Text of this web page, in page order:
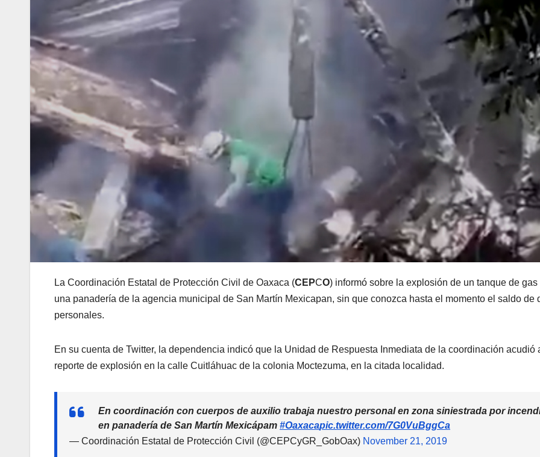
La Coordinación Estatal de Protección Civil de Oaxaca (CEPCO) informó sobre la explosión de un tanque de gas
una panadería de la agencia municipal de San Martín Mexicapan, sin que conozca hasta el momento el saldo de
personales.
En su cuenta de Twitter, la dependencia indicó que la Unidad de Respuesta Inmediata de la coordinación acudió
reporte de explosión en la calle Cuitláhuac de la colonia Moctezuma, en la citada localidad.
En coordinación con cuerpos de auxilio trabaja nuestro personal en zona siniestrada por
en panadería de San Martín Mexicápam #Oaxacapic.twitter.com/7G0VuBggCa
— Coordinación Estatal de Protección Civil (@CEPCyGR_GobOax) November 21, 2019